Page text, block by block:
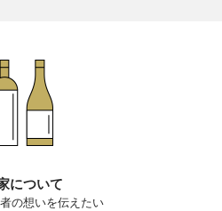
について
の想いを伝えたい